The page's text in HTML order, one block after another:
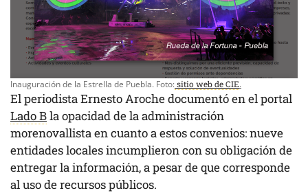
Inauguración de la Estrella de Puebla. Foto:sitio web de CIE.
El periodista Ernesto Aroche documentó en el portal
Lado Bla opacidad de la administración
morenovallista en cuanto a estos convenios: nueve
entidades locales incumplieron con su obligación de
entregar la información, a pesar de que corresponde
al uso de recursos públicos.